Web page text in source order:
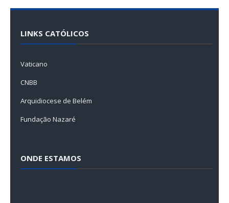
LINKS CATÓLICOS
Vaticano
CNBB
Arquidiocese de Belém
Fundação Nazaré
ONDE ESTAMOS